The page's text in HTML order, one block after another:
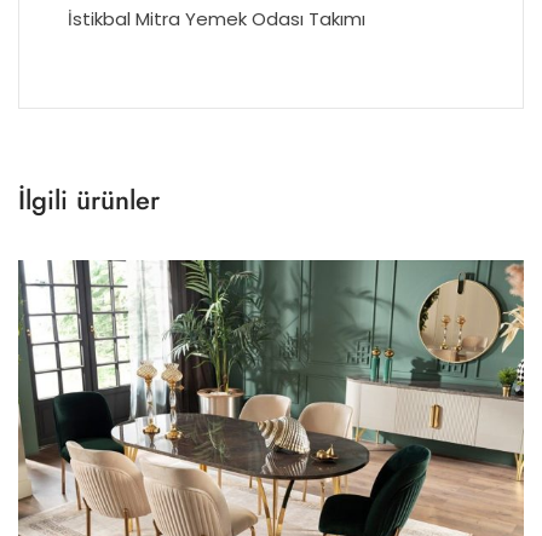
İstikbal Mitra Yemek Odası Takımı
İlgili ürünler